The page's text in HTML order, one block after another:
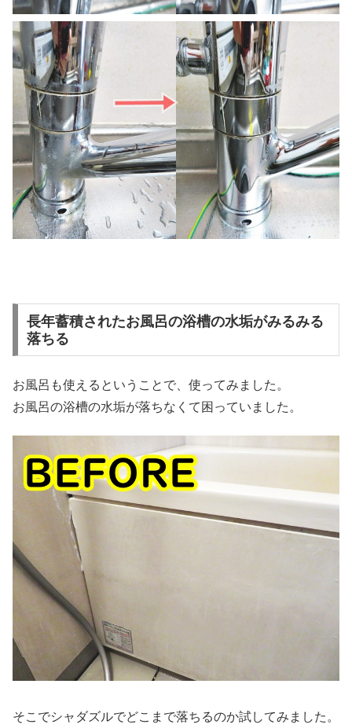
長年蓄積されたお風呂の浴槽の水垢がみるみる
落ちる
お風呂も使えるということで、使ってみました。
お風呂の浴槽の水垢が落ちなくて困っていました。
そこでシャダズルでどこまで落ちるのか試してみました。